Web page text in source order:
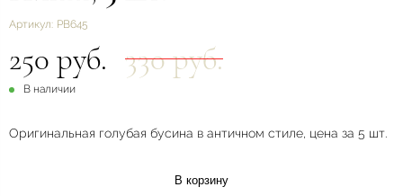
Артикул: РВ645
250 руб. 330 руб.
В наличии
Оригинальная голубая бусина в античном стиле, цена за 5 шт.
В корзину